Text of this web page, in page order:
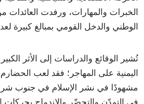
الخبرات والمهارات، ورفدت العائدات
الوطني والدخل القومي بمبالغ كبيرة
تُشير الوقائع والدراسات إلى الأثر
اليمنية على المهاجر؛ فقد لعب الحضارم
مشهودًا في نشر الإسلام في جنوب شرق
في التمدّن والتحضّر والاندماج بحركات